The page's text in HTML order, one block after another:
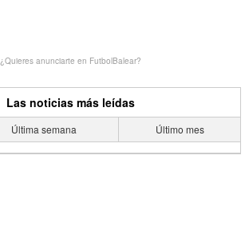
¿Quieres anunciarte en FutbolBalear?
Las noticias más leídas
Última semana Último mes